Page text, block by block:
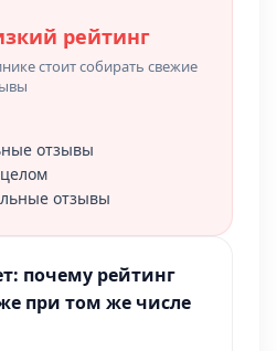
рейтинг
стоит собирать свежие
отзывы
отзывы
почему рейтинг
при том же числе